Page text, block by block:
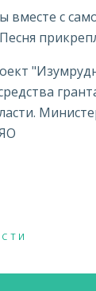
вместе с